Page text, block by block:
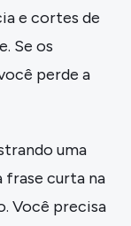
e cortes de
Se os
perde a
uma
frase curta na
Você precisa